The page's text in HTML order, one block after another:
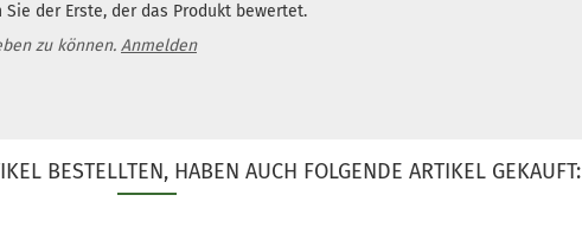
der Erste, der das Produkt bewertet.
zu können. Anmelden
BESTELLTEN, HABEN AUCH FOLGENDE ARTIKEL GEKAUFT: